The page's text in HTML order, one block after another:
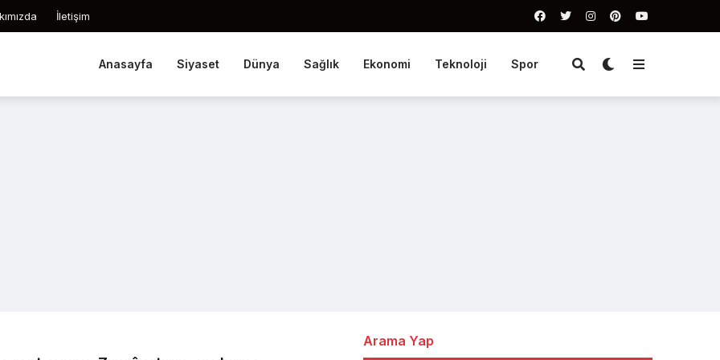
İletişim
Anasayfa Siyaset Dünya Sağlık Ekonomi Teknoloji Spor
Arama Yap